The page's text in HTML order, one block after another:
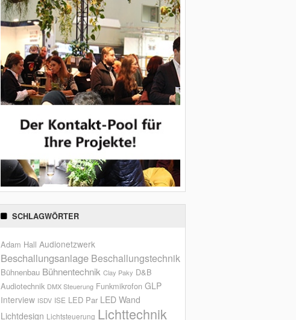
SCHLAGWÖRTER
Adam Hall Audionetzwerk
Beschallungsanlage Beschallungstechnik
Bühnenbau Bühnentechnik Clay Paky D&B
Audiotechnik DMX Steuerung Funkmikrofon GLP
Interview ISDV ISE LED Par LED Wand
Lichtdesign Lichtsteuerung Lichttechnik